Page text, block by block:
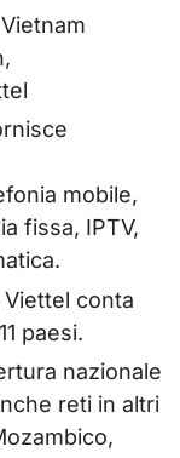
mobile,
fissa, IPTV,
Viettel conta
paesi.
nazionale
reti in altri